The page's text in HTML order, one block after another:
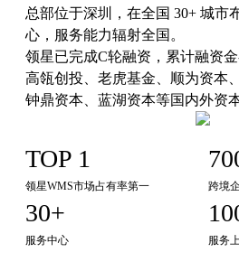
总部位于深圳，在全国 30+ 城市
心，服务能力辐射全国。
领星已完成C轮融资，累计融资
高瓴创投、老虎基金、顺为资本
钟鼎资本、蓝湖资本等国内外资本
TOP 1
领星WMS市场占有率第一 跨境
30+
服务中心 服务